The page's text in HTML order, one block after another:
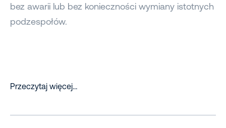
bez awarii lub bez konieczności wymiany istotnych
podzespołów.
Przeczytaj więcej…